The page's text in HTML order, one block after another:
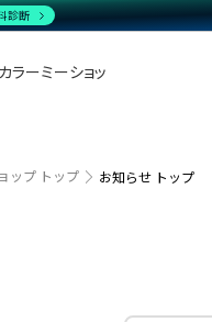
越境
売上
開発
ップ トップ お知らせ トップ
診断